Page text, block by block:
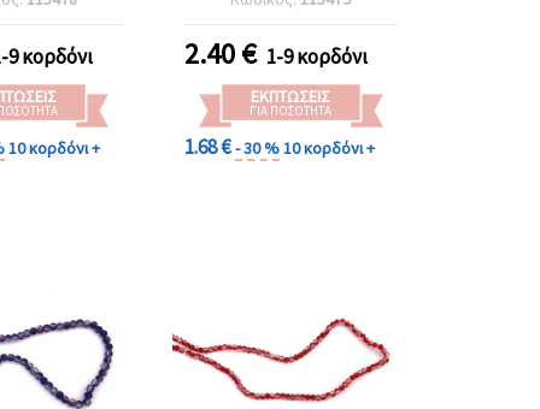
τιρκουάζ με
~85 τεμ. –
κατασκευή
beading &
9 κορδόνι
10 κορδόνι +
τεμ. – για κοσμήματα &
χειροτεχνίες
2.40€ 1-9 κορδόνι
ΕΚΠΤΏΣΕΙΣ
ΓΙΑ ΠΟΣΌΤΗΤΑ
1.68 €- 30 %10 κορδόνι +